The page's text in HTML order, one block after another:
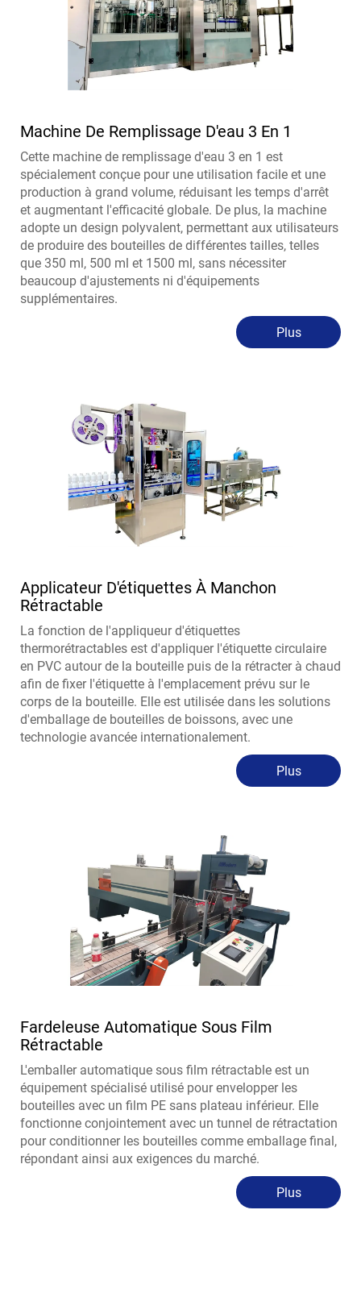
Machine De Remplissage D'eau 3 En 1
Cette machine de remplissage d'eau 3 en 1 est
spécialement conçue pour une utilisation facile et une
production à grand volume, réduisant les temps d'arrêt
et augmentant l'efficacité globale. De plus, la machine
adopte un design polyvalent, permettant aux utilisateurs
de produire des bouteilles de différentes tailles, telles
que 350 ml, 500 ml et 1500 ml, sans nécessiter
beaucoup d'ajustements ni d'équipements
supplémentaires.
Plus
Applicateur D'étiquettes À Manchon
Rétractable
La fonction de l'appliqueur d'étiquettes
thermorétractables est d'appliquer l'étiquette circulaire
en PVC autour de la bouteille puis de la rétracter à chaud
afin de fixer l'étiquette à l'emplacement prévu sur le
corps de la bouteille. Elle est utilisée dans les solutions
d'emballage de bouteilles de boissons, avec une
technologie avancée internationalement.
Plus
Fardeleuse Automatique Sous Film
Rétractable
L'emballer automatique sous film rétractable est un
équipement spécialisé utilisé pour envelopper les
bouteilles avec un film PE sans plateau inférieur. Elle
fonctionne conjointement avec un tunnel de rétractation
pour conditionner les bouteilles comme emballage final,
répondant ainsi aux exigences du marché.
Plus